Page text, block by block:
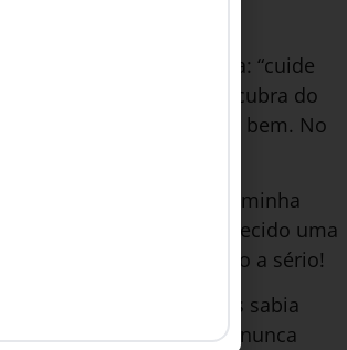
a reaparecer.
da minha terapeuta: “cuide
Ouça seu corpo e descubra do
dica foi tentar dormir bem. No
atividades físicas.
fundamentais da minha
pelo fato de ter conhecido uma
levei aquilo tudo muito a sério!
a Mari de sempre. Mas sabia
também que não queria nunca